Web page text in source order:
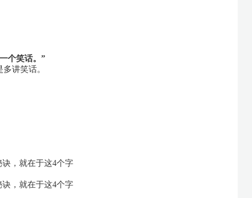
个笑话。”
讲笑话。